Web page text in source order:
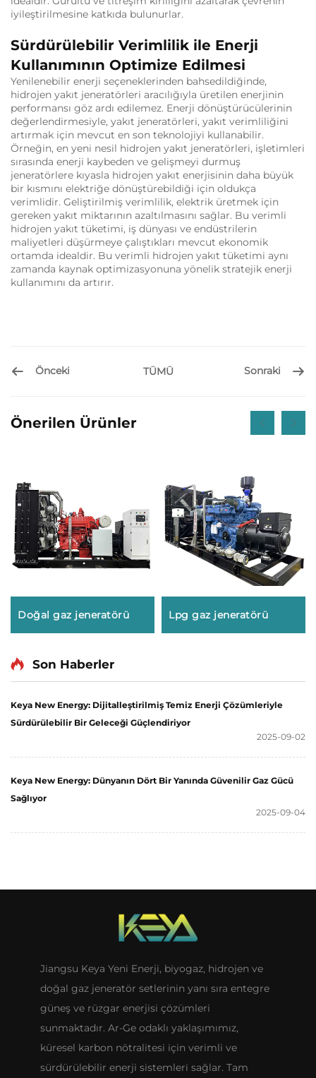
iyileştirilmesine katkıda bulunurlar.
Sürdürülebilir Verimlilik ile Enerji
Kullanımının Optimize Edilmesi
Yenilenebilir enerji seçeneklerinden bahsedildiğinde,
hidrojen yakıt jeneratörleri aracılığıyla üretilen enerjinin
performansı göz ardı edilemez. Enerji dönüştürücülerinin
değerlendirmesiyle, yakıt jeneratörleri, yakıt verimliliğini
artırmak için mevcut en son teknolojiyi kullanabilir.
Örneğin, en yeni nesil hidrojen yakıt jeneratörleri, işletimleri
sırasında enerji kaybeden ve gelişmeyi durmuş
jeneratörlere kıyasla hidrojen yakıt enerjisinin daha büyük
bir kısmını elektriğe dönüştürebildiği için oldukça
verimlidir. Geliştirilmiş verimlilik, elektrik üretmek için
gereken yakıt miktarının azaltılmasını sağlar. Bu verimli
hidrojen yakıt tüketimi, iş dünyası ve endüstrilerin
maliyetleri düşürmeye çalıştıkları mevcut ekonomik
ortamda idealdir. Bu verimli hidrojen yakıt tüketimi aynı
zamanda kaynak optimizasyonuna yönelik stratejik enerji
kullanımını da artırır.
Önceki TÜMÜ Sonraki
Önerilen Ürünler
Doğal gaz jeneratörü Lpg gaz jeneratörü
Son Haberler
Keya New Energy: Dijitalleştirilmiş Temiz Enerji Çözümleriyle
Sürdürülebilir Bir Geleceği Güçlendiriyor
2025-09-02
Keya New Energy: Dünyanın Dört Bir Yanında Güvenilir Gaz Gücü
Sağlıyor
2025-09-04
Jiangsu Keya Yeni Enerji, biyogaz, hidrojen ve
doğal gaz jeneratör setlerinin yanı sıra entegre
güneş ve rüzgar enerjisi çözümleri
sunmaktadır. Ar-Ge odaklı yaklaşımımız,
küresel karbon nötralitesi için verimli ve
sürdürülebilir enerji sistemleri sağlar. Tam